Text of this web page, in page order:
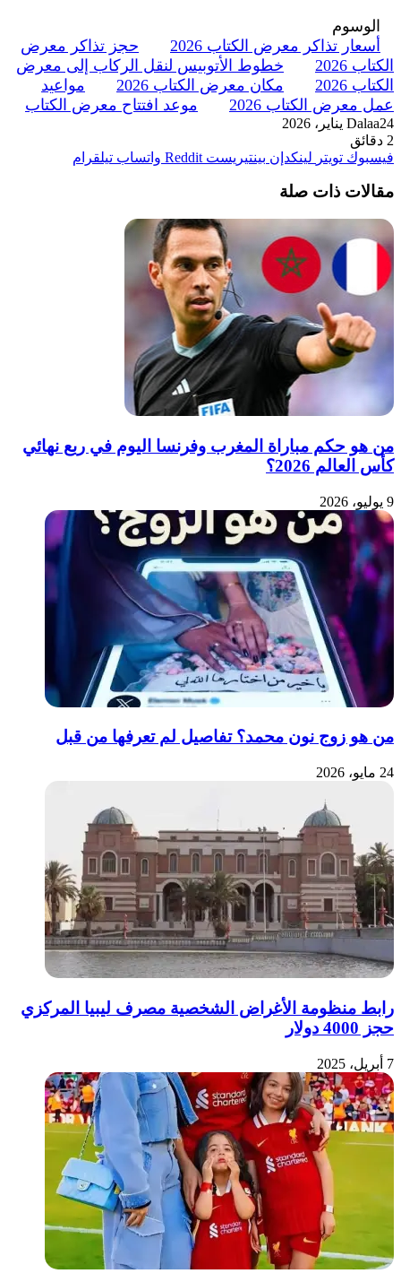
الوسوم
أسعار تذاكر معرض الكتاب 2026
حجز تذاكر معرض
الكتاب 2026
خطوط الأتوبيس لنقل الركاب إلى معرض
الكتاب 2026
مكان معرض الكتاب 2026
مواعيد
عمل معرض الكتاب 2026
موعد افتتاح معرض الكتاب
Dalaa24 يناير، 2026
2 دقائق
فيسبوك تويتر لينكدإن بينتيريست واتساب تيلقرام
مقالات ذات صلة
من هو حكم مباراة المغرب وفرنسا اليوم في ربع نهائي
كأس العالم 2026؟
9 يوليو، 2026
من هو زوج نون محمد؟ تفاصيل لم تعرفها من قبل
24 مايو، 2026
رابط منظومة الأغراض الشخصية مصرف ليبيا المركزي
حجز 4000 دولار
7 أبريل، 2025